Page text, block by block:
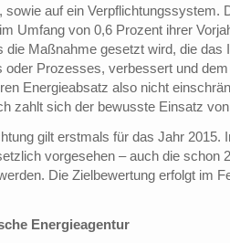
sowie auf ein Verpflichtungssystem.
Umfang von 0,6 Prozent ihrer
die Maßnahme gesetzt wird, die das
oder Prozesses, verbessert und
Energieabsatz also nicht
zahlt sich der bewusste Einsatz
gilt erstmals für das Jahr 2015.
vorgesehen – auch die schon
Die Zielbewertung erfolgt im
Energieagentur